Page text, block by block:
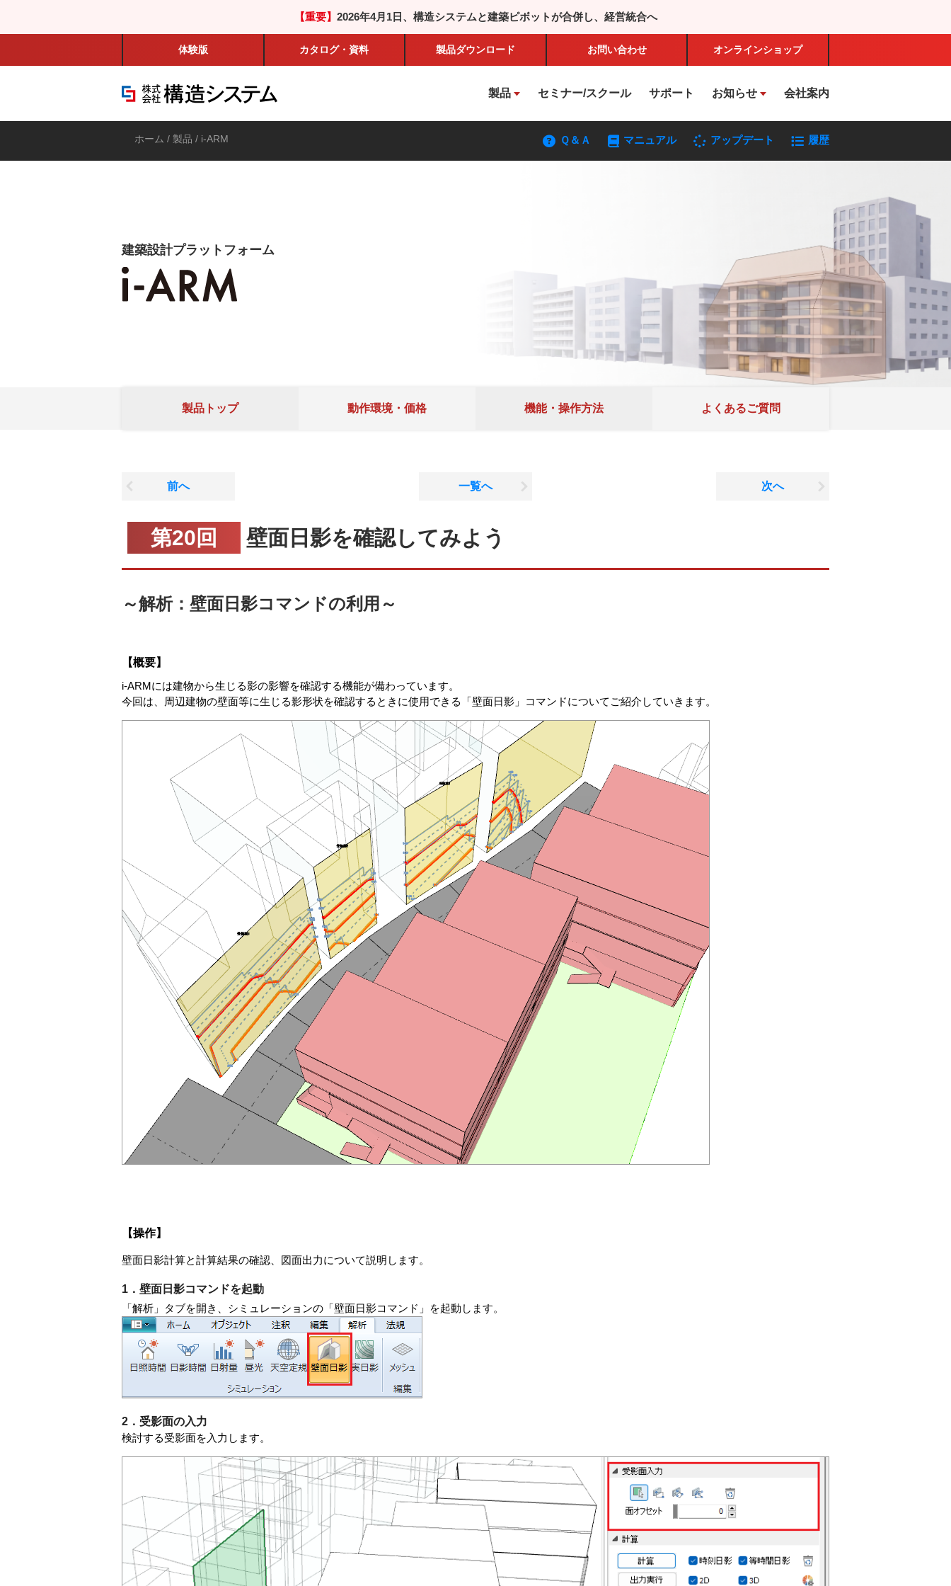
【重要】 2026年4月1日、構造システムと建築ピボットが合併し、経営統合へ
体験版 カタログ・資料 製品ダウンロード お問い合わせ オンラインショップ
製品 セミナー/スクール サポート お知らせ 会社案内
ホーム / 製品 / i-ARM Ｑ＆Ａ マニュアル アップデート 履歴
建築設計プラットフォーム
製品トップ 動作環境・価格 機能・操作方法 よくあるご質問
前へ 一覧へ 次へ
第20回 壁面日影を確認してみよう
～解析：壁面日影コマンドの利用～
【概要】
i-ARMには建物から生じる影の影響を確認する機能が備わっています。
今回は、周辺建物の壁面等に生じる影形状を確認するときに使用できる「壁面日影」コマンドについてご紹介していきます。
【操作】
壁面日影計算と計算結果の確認、図面出力について説明します。
1．壁面日影コマンドを起動
「解析」タブを開き、シミュレーションの「壁面日影コマンド」を起動します。
2．受影面の入力
検討する受影面を入力します。